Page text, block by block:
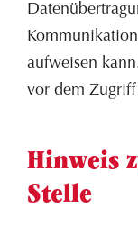
aufweisen
vor dem
Hinweis
Stelle